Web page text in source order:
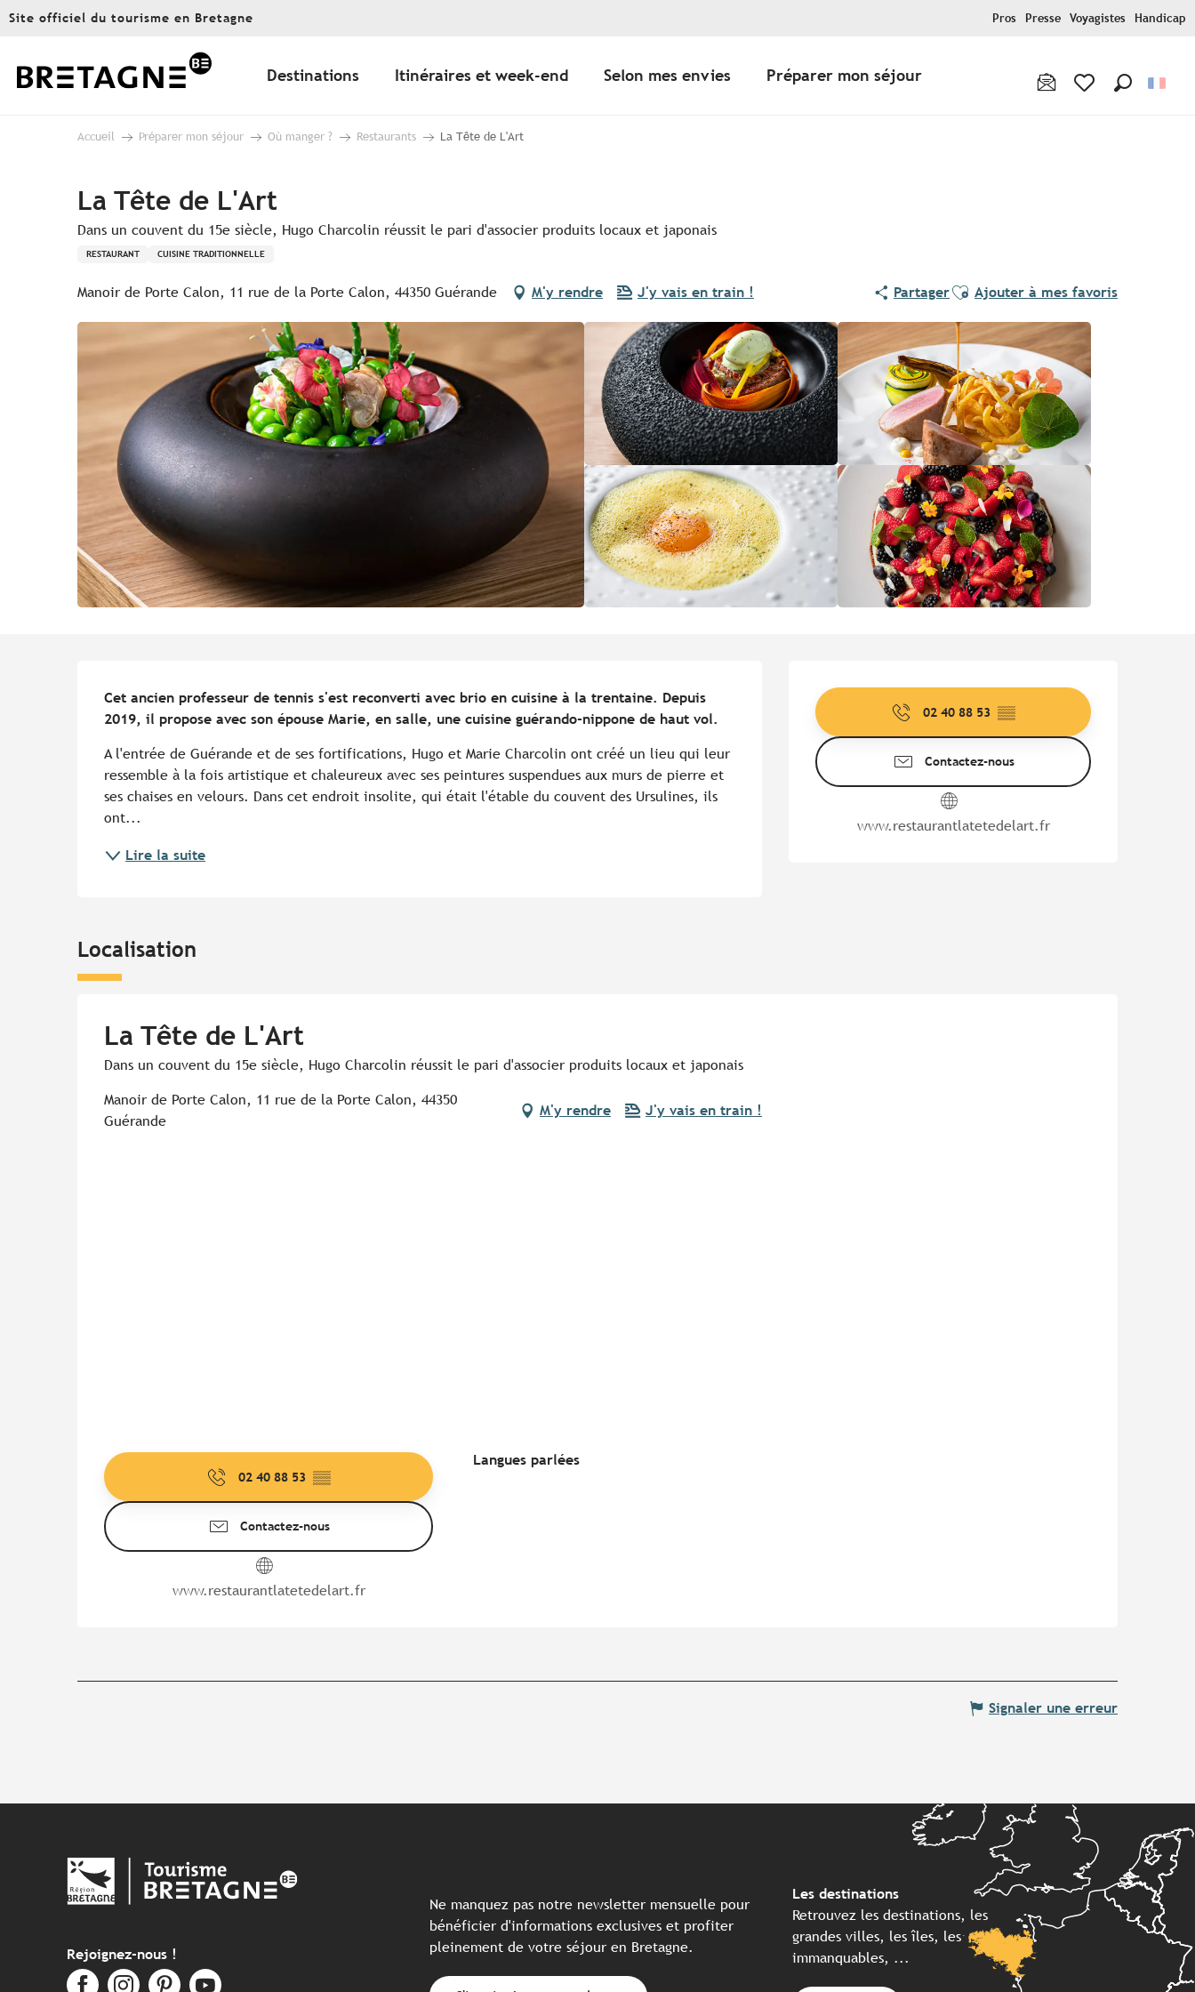
Aller
principal
Site officiel du tourisme en Bretagne Pros Presse Voyagistes Handicap
Destinations Itinéraires et week-end Selon mes envies Préparer mon séjour
Accueil Préparer mon séjour Où manger ? Restaurants La Tête de L'Art
La Tête de L'Art
Dans un couvent du 15e siècle, Hugo Charcolin réussit le pari d'associer produits locaux et japonais
RESTAURANT CUISINE TRADITIONNELLE
Manoir de Porte Calon, 11 rue de la Porte Calon, 44350 Guérande M'y rendre J'y vais en train ! PartagerAjouter aux favoris
Ajouter à mes favoris
Ouverture et coordonnées
02 40 88 53 ▒▒
Contactez-nous
www.restaurantlatetedelart.fr
Cet ancien professeur de tennis s'est reconverti avec brio en cuisine à la trentaine. Depuis
2019, il propose avec son épouse Marie, en salle, une cuisine guérando-nippone de haut vol.
A l'entrée de Guérande et de ses fortifications, Hugo et Marie Charcolin ont créé un lieu qui leur
ressemble à la fois artistique et chaleureux avec ses peintures suspendues aux murs de pierre et
ses chaises en velours. Dans cet endroit insolite, qui était l'étable du couvent des Ursulines, ils
ont...
Lire la suite
Localisation
La Tête de L'Art
Dans un couvent du 15e siècle, Hugo Charcolin réussit le pari d'associer produits locaux et japonais
Manoir de Porte Calon, 11 rue de la Porte Calon, 44350
Guérande
M'y rendre J'y vais en train !
02 40 88 53 ▒▒
Contactez-nous
www.restaurantlatetedelart.fr
Langues parlées
Langues parlées
Signaler une erreur
Rejoignez-nous !
Ne manquez pas notre newsletter mensuelle pour
bénéficier d'informations exclusives et profiter
pleinement de votre séjour en Bretagne.
Les destinations
Retrouvez les destinations, les
grandes villes, les îles, les
immanquables, ...